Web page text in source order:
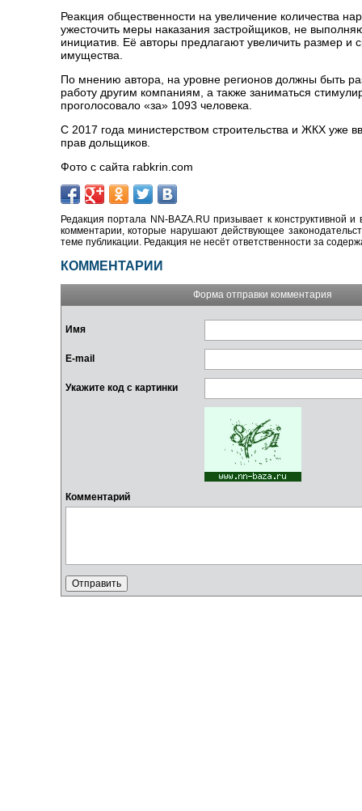
Реакция общественности на увеличение количества
ужесточить меры наказания застройщиков, не
инициатив. Её авторы предлагают увеличить размер
имущества.
По мнению автора, на уровне регионов должны быть
работу другим компаниям, а также заниматься
проголосовало «за» 1093 человека.
С 2017 года министерством строительства и ЖКХ уже
прав дольщиков.
Фото с сайта rabkrin.com
Редакция портала NN-BAZA.RU призывает к конструктивной
комментарии, которые нарушают действующее
теме публикации. Редакция не несёт ответственности за
КОММЕНТАРИИ
Форма отправки комментария
Имя
E-mail
Укажите код с картинки
Комментарий